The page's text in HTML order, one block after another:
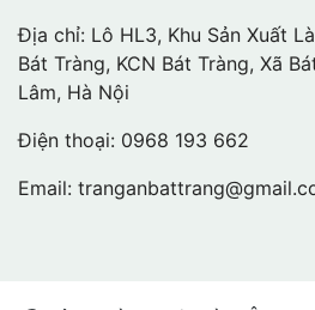
Địa chỉ: Lô HL3, Khu Sản Xuất
Bát Tràng, KCN Bát Tràng, Xã
Lâm, Hà Nội
Điện thoại: 0968 193 662
Email: